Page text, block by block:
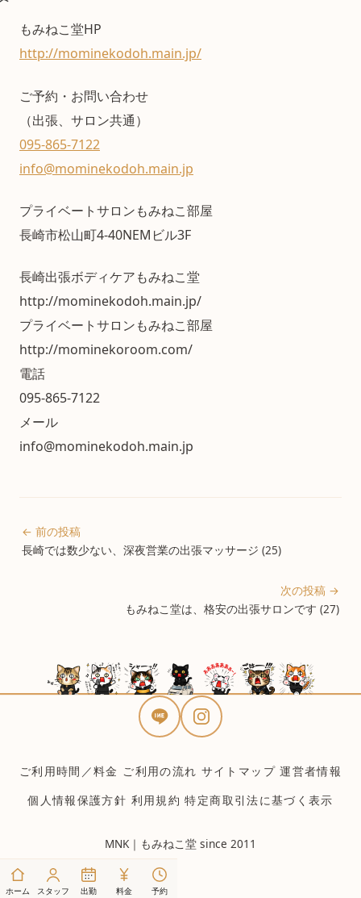
もみねこ堂HP
http://mominekodoh.main.jp/
ご予約・お問い合わせ
（出張、サロン共通）
095-865-7122
info@mominekodoh.main.jp
プライベートサロンもみねこ部屋
長崎市松山町4-40NEMビル3F
長崎出張ボディケアもみねこ堂
http://mominekodoh.main.jp/
プライベートサロンもみねこ部屋
http://mominekoroom.com/
電話
095-865-7122
メール
info@mominekodoh.main.jp
← 前の投稿
長崎では数少ない、深夜営業の出張マッサージ (25)
次の投稿 →
もみねこ堂は、格安の出張サロンです (27)
ご利用時間／料金 ご利用の流れ サイトマップ 運営者情報
個人情報保護方針 利用規約 特定商取引法に基づく表示
MNK｜もみねこ堂 since 2011
ホーム スタッフ 出勤 料金 予約